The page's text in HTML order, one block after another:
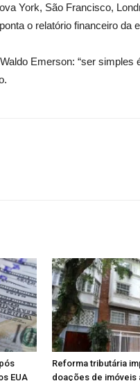
York, São Francisco,
o relatório financeiro da
Emerson: “ser simples
EUA
Reforma tributária
doações de imóveis